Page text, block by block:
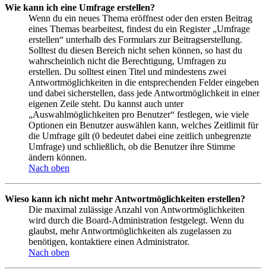
Wie kann ich eine Umfrage erstellen?
Wenn du ein neues Thema eröffnest oder den ersten Beitrag
eines Themas bearbeitest, findest du ein Register „Umfrage
erstellen“ unterhalb des Formulars zur Beitragserstellung.
Solltest du diesen Bereich nicht sehen können, so hast du
wahrscheinlich nicht die Berechtigung, Umfragen zu
erstellen. Du solltest einen Titel und mindestens zwei
Antwortmöglichkeiten in die entsprechenden Felder eingeben
und dabei sicherstellen, dass jede Antwortmöglichkeit in einer
eigenen Zeile steht. Du kannst auch unter
„Auswahlmöglichkeiten pro Benutzer“ festlegen, wie viele
Optionen ein Benutzer auswählen kann, welches Zeitlimit für
die Umfrage gilt (0 bedeutet dabei eine zeitlich unbegrenzte
Umfrage) und schließlich, ob die Benutzer ihre Stimme
ändern können.
Nach oben
Wieso kann ich nicht mehr Antwortmöglichkeiten erstellen?
Die maximal zulässige Anzahl von Antwortmöglichkeiten
wird durch die Board-Administration festgelegt. Wenn du
glaubst, mehr Antwortmöglichkeiten als zugelassen zu
benötigen, kontaktiere einen Administrator.
Nach oben